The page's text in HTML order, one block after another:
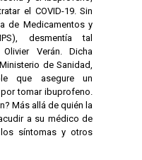
el COVID-19. Sin
de Medicamentos y
desmentía tal
Verán. Dicha
de Sanidad,
que asegure un
tomar ibuprofeno.
Más allá de quién la
a su médico de
síntomas y otros